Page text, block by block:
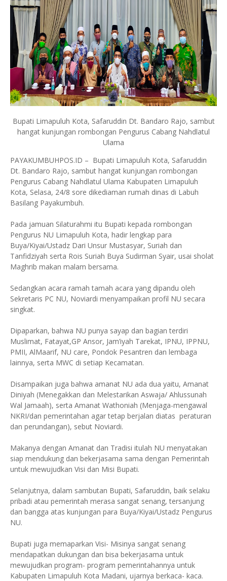
Bupati Limapuluh Kota, Safaruddin Dt. Bandaro Rajo, sambut
hangat kunjungan rombongan Pengurus Cabang Nahdlatul
Ulama
PAYAKUMBUHPOS.ID – Bupati Limapuluh Kota, Safaruddin
Dt. Bandaro Rajo, sambut hangat kunjungan rombongan
Pengurus Cabang Nahdlatul Ulama Kabupaten Limapuluh
Kota, Selasa, 24/8 sore dikediaman rumah dinas di Labuh
Basilang Payakumbuh.
Pada jamuan Silaturahmi itu Bupati kepada rombongan
Pengurus NU Limapuluh Kota, hadir lengkap para
Buya/Kiyai/Ustadz Dari Unsur Mustasyar, Suriah dan
Tanfidziyah serta Rois Suriah Buya Sudirman Syair, usai sholat
Maghrib makan malam bersama.
Sedangkan acara ramah tamah acara yang dipandu oleh
Sekretaris PC NU, Noviardi menyampaikan profil NU secara
singkat.
Dipaparkan, bahwa NU punya sayap dan bagian terdiri
Muslimat, Fatayat,GP Ansor, Jam’iyah Tarekat, IPNU, IPPNU,
PMII, AlMaarif, NU care, Pondok Pesantren dan lembaga
lainnya, serta MWC di setiap Kecamatan.
Disampaikan juga bahwa amanat NU ada dua yaitu, Amanat
Diniyah (Menegakkan dan Melestarikan Aswaja/ Ahlussunah
Wal Jamaah), serta Amanat Wathoniah (Menjaga-mengawal
NKRI/dan pemerintahan agar tetap berjalan diatas peraturan
dan perundangan), sebut Noviardi.
Makanya dengan Amanat dan Tradisi itulah NU menyatakan
siap mendukung dan bekerjasama sama dengan Pemerintah
untuk mewujudkan Visi dan Misi Bupati.
Selanjutnya, dalam sambutan Bupati, Safaruddin, baik selaku
pribadi atau pemerintah merasa sangat senang, tersanjung
dan bangga atas kunjungan para Buya/Kiyai/Ustadz Pengurus
NU.
Bupati juga memaparkan Visi- Misinya sangat senang
mendapatkan dukungan dan bisa bekerjasama untuk
mewujudkan program- program pemerintahannya untuk
Kabupaten Limapuluh Kota Madani, ujarnya berkaca- kaca.